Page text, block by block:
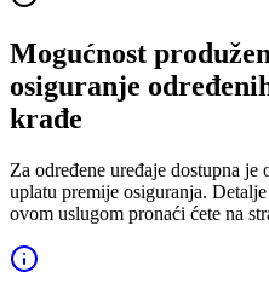
Mogućnost
osiguranje
krađe
Za određene uređaje dostupna
uplatu premije osiguranja.
ovom uslugom pronaći ćete na